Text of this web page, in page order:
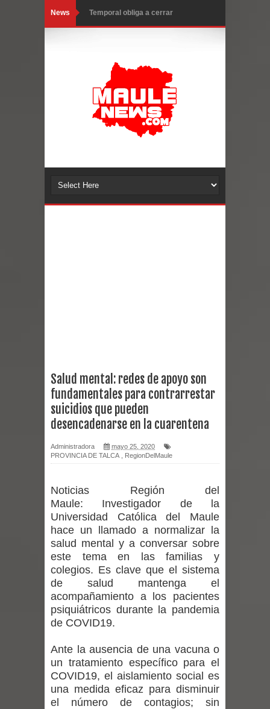
News Temporal obliga a cerrar
Chancho en Talca tras caída de
ramas cerca de carpas
Miles llegan a la Plaza de Armas de
Talca en el inicio de la Fiesta del
Torneo de Asadores reúne a 13
Curicó desarrollará jornada de
vacunación contra la Influenza y otros
virus respiratorios
desafío guerreros 2026
Banda linarense Los Remembers
regresa de Brasil tras impulsar un
intercambio musical y pedagógico
con comunidades escolares
Alta positividad en influenza hace que
expertos reiteren llamado a
vacunarse
Mario Meza endurece críticas contra
Salud mental: redes de apoyo son
fundamentales para contrarrestar
suicidios que pueden
desencadenarse en la cuarentena
Administradora
mayo 25, 2020
PROVINCIA DE TALCA
RegionDelMaule
Noticias Región del
Maule: Investigador de la
Universidad Católica del Maule
hace un llamado a normalizar la
salud mental y a conversar sobre
este tema en las familias y
colegios. Es clave que el sistema
de salud mantenga el
acompañamiento a los pacientes
psiquiátricos durante la pandemia
de COVID19.
Ante la ausencia de una vacuna o
un tratamiento específico para el
COVID19, el aislamiento social es
una medida eficaz para disminuir
el número de contagios; sin